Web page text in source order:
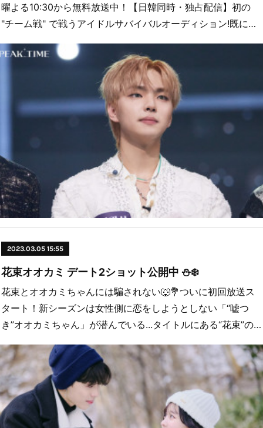
曜よる10:30から無料放送中！【日韓同時・独占配信】初の
"チーム戦" で戦うアイドルサバイバルオーディション!既に…
2023.03.05 15:55
花束オオカミ デート2ショット公開中 ⛄️❄️
花束とオオカミちゃんには騙されない🐺💐ついに初回放送ス
タート！新シーズンは女性側に恋をしようとしない「“嘘つ
き”オオカミちゃん」が潜んでいる...タイトルにある“花束”の…